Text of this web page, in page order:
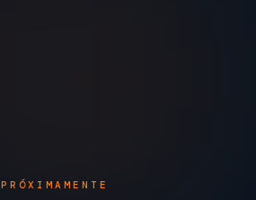
PRÓXIMAMENTE